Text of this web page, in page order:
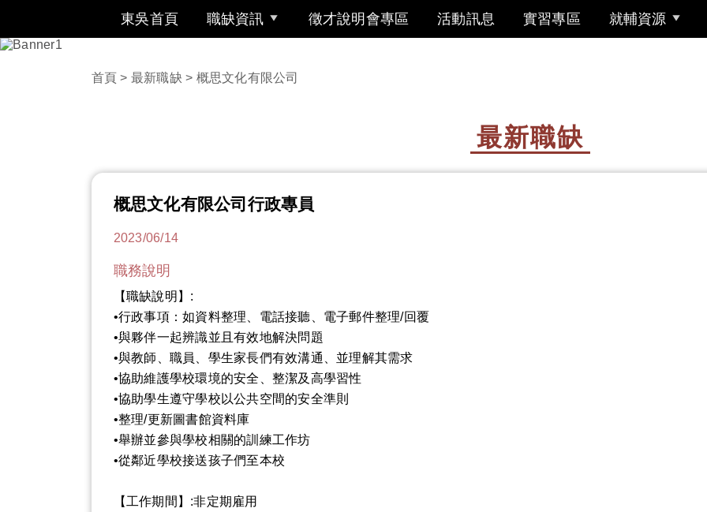
東吳首頁 職缺資訊 徵才說明會專區 活動訊息 實習專區 就輔資源
首頁 > 最新職缺 > 概思文化有限公司
最新職缺
概思文化有限公司行政專員
2023/06/14
職務說明
【職缺說明】:
•行政事項：如資料整理、電話接聽、電子郵件整理/回覆
•與夥伴一起辨識並且有效地解決問題
•與教師、職員、學生家長們有效溝通、並理解其需求
•協助維護學校環境的安全、整潔及高學習性
•協助學生遵守學校以公共空間的安全準則
•整理/更新圖書館資料庫
•舉辦並參與學校相關的訓練工作坊
•從鄰近學校接送孩子們至本校
【工作期間】:非定期雇用